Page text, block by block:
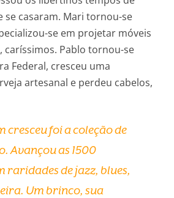
se casaram. Mari tornou-se
se em projetar móveis
caríssimos. Pablo tornou-se
Federal, cresceu uma
artesanal e perdeu cabelos,
cresceu foi a coleção de
Avançou as 1500
raridades de jazz, blues,
Um brinco, sua